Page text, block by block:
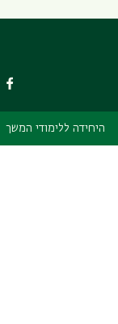
היחידה ללימודי המשך